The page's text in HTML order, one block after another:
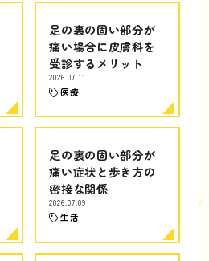
足の裏の固い部分が
痛い場合に皮膚科を
受診するメリット
2026.07.11
医療
足の裏の固い部分が
痛い症状と歩き方の
密接な関係
2026.07.09
生活